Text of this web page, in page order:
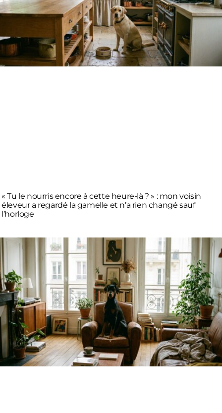
« Tu le nourris encore à cette heure-là ? » : mon voisin
éleveur a regardé la gamelle et n’a rien changé sauf
l’horloge